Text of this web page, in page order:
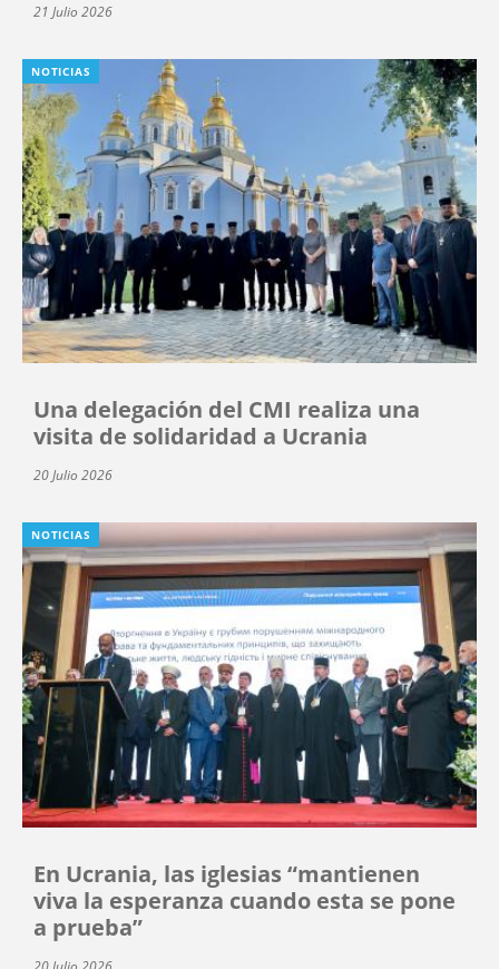
21 Julio 2026
NOTICIAS
Una delegación del CMI realiza una
visita de solidaridad a Ucrania
20 Julio 2026
NOTICIAS
En Ucrania, las iglesias “mantienen
viva la esperanza cuando esta se pone
a prueba”